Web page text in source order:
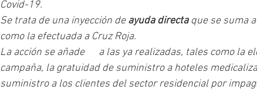
Covid-19.
Se trata de una inyección de ayuda directa que se suma
como la efectuada a Cruz Roja.
La acción se añade      a las ya realizadas, tales como
campaña, la gratuidad de suministro a hoteles
suministro a los clientes del sector residencial por